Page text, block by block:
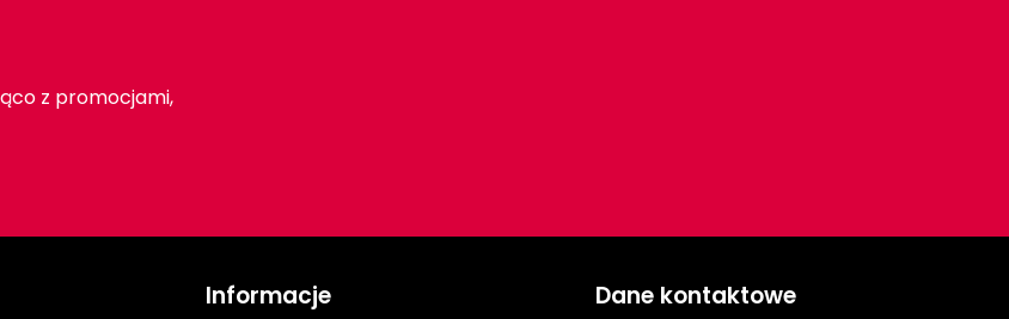
z promocjami,
Informacje Dane kontaktowe